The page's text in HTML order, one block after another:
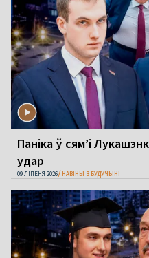
Паніка ў сям’і
удар
09 ЛІПЕНЯ 2026 НАВІНЫ З БУДУЧЫНІ